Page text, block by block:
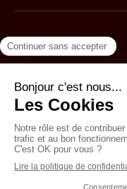
Google
101 avis
Contacter Zest' de Flow